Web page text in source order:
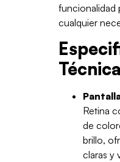
funcionalidad
cualquier
Retina
de
brillo,
claras y